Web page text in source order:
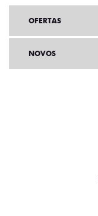
OFERTAS
NOVOS